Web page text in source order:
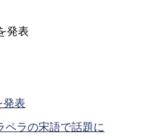
発表
発表
ペラの宋語で話題に